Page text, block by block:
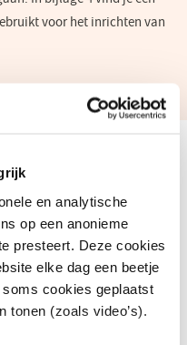
en analytische
op een anonieme
presteert. Deze cookies
elke dag een beetje
cookies geplaatst
tonen (zoals video’s).
voor het inrichten van
het algemeen bestemd
terwijl zibs
een bepaald concept
zijn de processen van
dan ook anders.